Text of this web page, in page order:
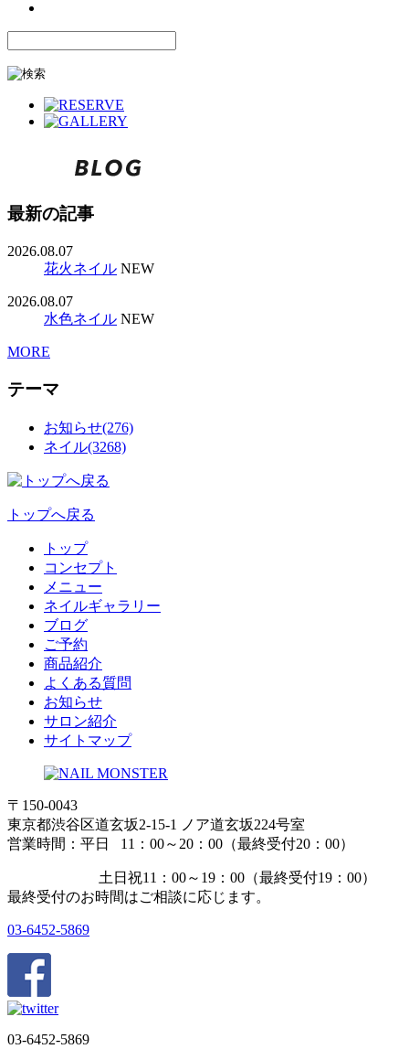
最新の記事
2026.08.07
花火ネイル NEW
2026.08.07
水色ネイル NEW
MORE
テーマ
お知らせ(276)
ネイル(3268)
トップへ戻る
トップ
コンセプト
メニュー
ネイルギャラリー
ブログ
ご予約
商品紹介
よくある質問
お知らせ
サロン紹介
サイトマップ
〒150-0043
東京都渋谷区道玄坂2-15-1 ノア道玄坂224号室
営業時間：平日 11：00～20：00（最終受付20：00）
土日祝11：00～19：00（最終受付19：00）
最終受付のお時間はご相談に応じます。
03-6452-5869
03-6452-5869